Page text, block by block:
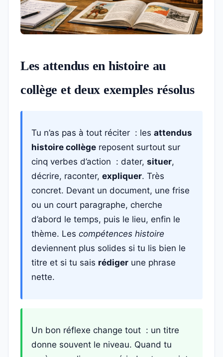
Les attendus en histoire au
collège et deux exemples résolus
Tu n’as pas à tout réciter : les attendus
histoire collège reposent surtout sur
cinq verbes d’action : dater, situer,
décrire, raconter, expliquer. Très
concret. Devant un document, une frise
ou un court paragraphe, cherche
d’abord le temps, puis le lieu, enfin le
thème. Les compétences histoire
deviennent plus solides si tu lis bien le
titre et si tu sais rédiger une phrase
nette.
Un bon réflexe change tout : un titre
donne souvent le niveau. Quand tu